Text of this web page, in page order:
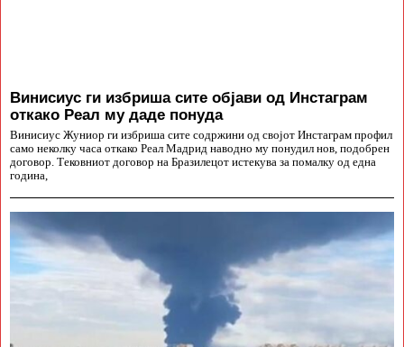
Винисиус ги избриша сите објави од Инстаграм
откако Реал му даде понуда
Винисиус Жуниор ги избриша сите содржини од својот Инстаграм профил
само неколку часа откако Реал Мадрид наводно му понудил нов, подобрен
договор. Тековниот договор на Бразилецот истекува за помалку од една
година,